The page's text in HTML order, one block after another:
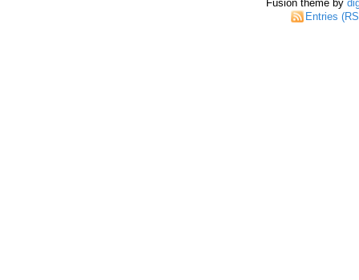
Fusion theme by
Entries